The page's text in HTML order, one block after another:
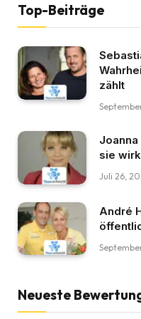
Top-Beiträge
zählt
sie
Juli 26,
André
Neueste